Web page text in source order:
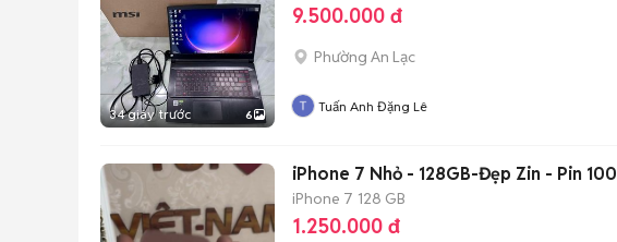
34 giây trước 6
9.500.000 đ
Phường An Lạc
Tuấn Anh Đặng Lê
iPhone 7 Nhỏ - 128GB-Đẹp Zin - Pin 100
iPhone 7 128 GB
1.250.000 đ